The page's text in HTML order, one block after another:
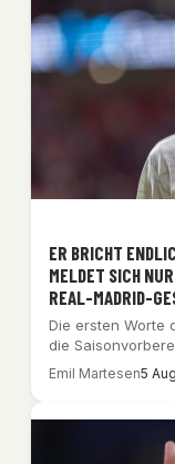
ER BRICHT
MELDET SICH
REAL-MADRID-
Die ersten Worte
die
Emil Martesen5